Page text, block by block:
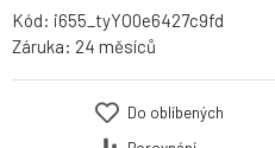
Kód: i655_tyYO0e6427c9fd
Záruka: 24 měsíců
Do oblíbených